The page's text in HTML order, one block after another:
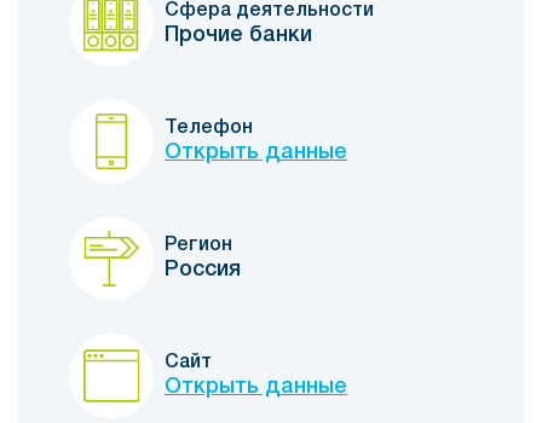
Сфера деятельности
Прочие банки
Телефон
Открыть данные
Регион
Россия
Сайт
Открыть данные